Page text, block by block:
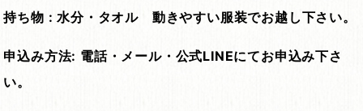
持ち物 : 水分・タオル 動きやすい服装でお越し下さい。
申込み方法: 電話・メール・公式LINEにてお申込み下さ
い。